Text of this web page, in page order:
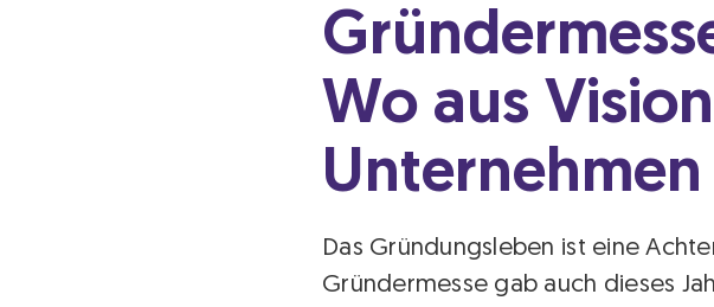
Wo aus
Das Gründungsleben ist eine
Gründermesse gab auch dieses